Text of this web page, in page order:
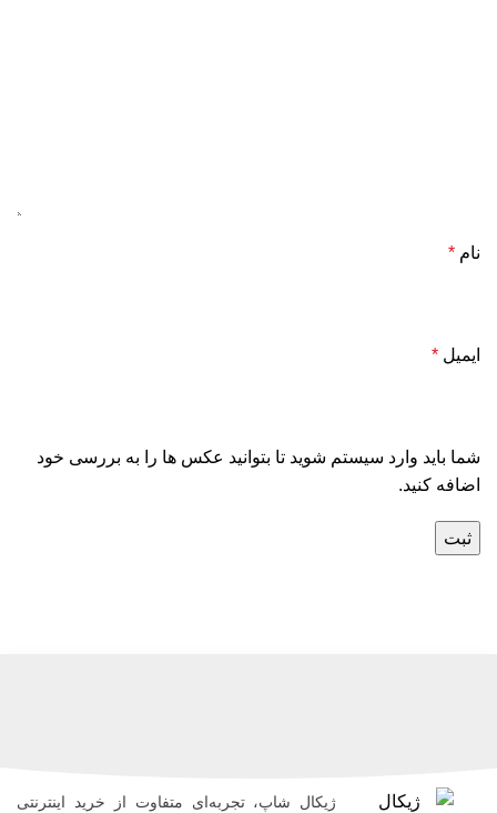
نام *
ایمیل *
شما باید وارد سیستم شوید تا بتوانید عکس ها را به بررسی خود
اضافه کنید.
ژیکال شاپ، تجربه‌ای متفاوت از خرید اینترنتی